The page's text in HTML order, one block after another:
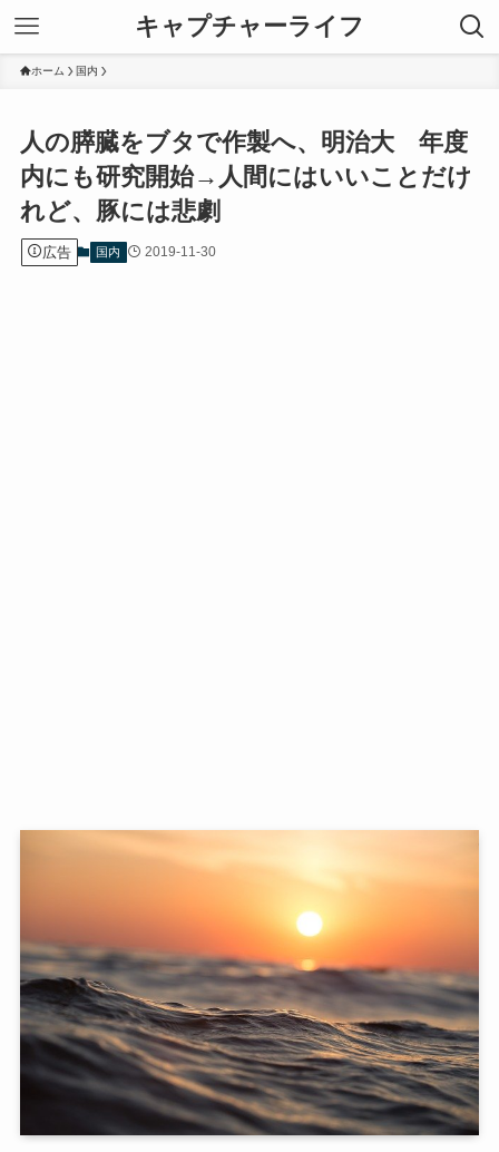
キャプチャーライフ
ホーム 国内
人の膵臓をブタで作製へ、明治大 年度
内にも研究開始→人間にはいいことだけ
れど、豚には悲劇
広告 国内 2019-11-30